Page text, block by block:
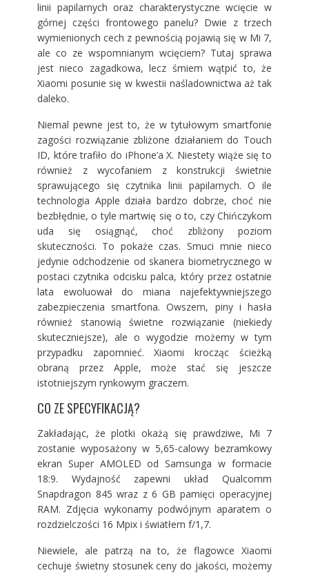
linii papilarnych oraz charakterystyczne wcięcie w
górnej części frontowego panelu? Dwie z trzech
wymienionych cech z pewnością pojawią się w Mi 7,
ale co ze wspomnianym wcięciem? Tutaj sprawa
jest nieco zagadkowa, lecz śmiem wątpić to, że
Xiaomi posunie się w kwestii naśladownictwa aż tak
daleko.
Niemal pewne jest to, że w tytułowym smartfonie
zagości rozwiązanie zbliżone działaniem do Touch
ID, które trafiło do iPhone’a X. Niestety wiąże się to
również z wycofaniem z konstrukcji świetnie
sprawującego się czytnika linii papilarnych. O ile
technologia Apple działa bardzo dobrze, choć nie
bezbłędnie, o tyle martwię się o to, czy Chińczykom
uda się osiągnąć, choć zbliżony poziom
skuteczności. To pokaże czas. Smuci mnie nieco
jedynie odchodzenie od skanera biometrycznego w
postaci czytnika odcisku palca, który przez ostatnie
lata ewoluował do miana najefektywniejszego
zabezpieczenia smartfona. Owszem, piny i hasła
również stanowią świetne rozwiązanie (niekiedy
skuteczniejsze), ale o wygodzie możemy w tym
przypadku zapomnieć. Xiaomi krocząc ścieżką
obraną przez Apple, może stać się jeszcze
istotniejszym rynkowym graczem.
CO ZE SPECYFIKACJĄ?
Zakładając, że plotki okażą się prawdziwe, Mi 7
zostanie wyposażony w 5,65-calowy bezramkowy
ekran Super AMOLED od Samsunga w formacie
18:9. Wydajność zapewni układ Qualcomm
Snapdragon 845 wraz z 6 GB pamięci operacyjnej
RAM. Zdjęcia wykonamy podwójnym aparatem o
rozdzielczości 16 Mpix i światłem f/1,7.
Niewiele, ale patrzą na to, że flagowce Xiaomi
cechuje świetny stosunek ceny do jakości, możemy